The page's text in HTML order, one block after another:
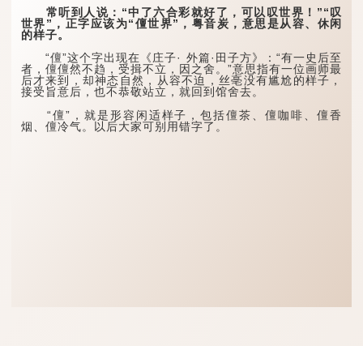
常听到人说：“中了六合彩就好了，可以叹世界！”“叹
世界”，正字应该为“儃世界”，粤音炭，意思是从容、休闲
的样子。
“儃”这个字出现在《庄子· 外篇·田子方》：“有一史后至
者，儃儃然不趋，受揖不立，因之舍。”意思指有一位画师最
后才来到，却神态自然，从容不迫，丝亳没有尴尬的样子，
接受旨意后，也不恭敬站立，就回到馆舍去。
“儃”，就是形容闲适样子，包括儃茶、儃咖啡、儃香
烟、儃冷气。以后大家可别用错字了。